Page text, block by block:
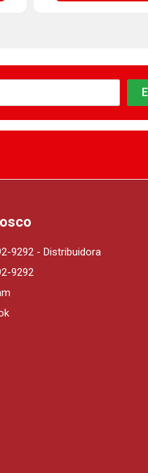
9292 - Distribuidora
9292